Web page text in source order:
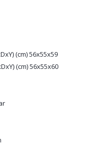
(cm) 56x55x59
(cm) 56x55x60